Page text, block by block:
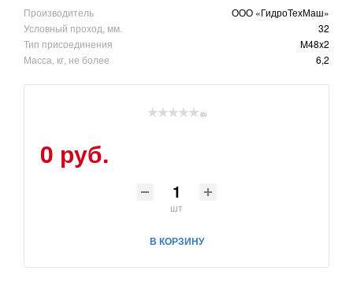
Производитель
ООО «ГидроТехМаш»
Условный проход, мм.
32
Тип присоединения
M48x2
Масса, кг, не более
6,2
(0)
0 руб.
шт
В КОРЗИНУ